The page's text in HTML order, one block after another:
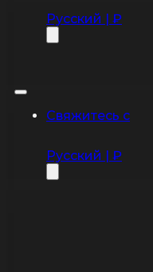
Русский | ₽
Свяжитесь с
Русский | ₽